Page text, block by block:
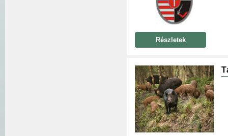
Részletek